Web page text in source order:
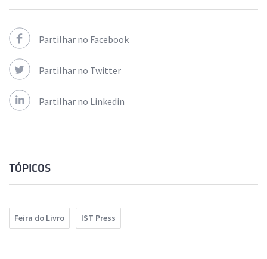
Partilhar no Facebook
Partilhar no Twitter
Partilhar no Linkedin
TÓPICOS
Feira do Livro IST Press